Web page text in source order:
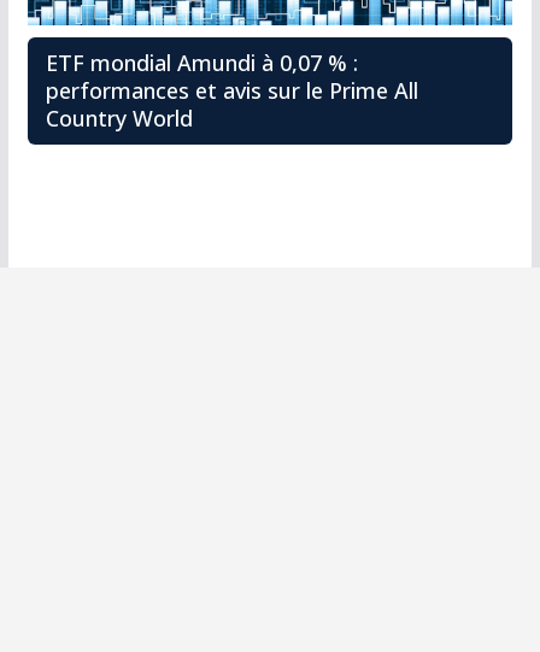
ETF mondial Amundi à 0,07 % :
performances et avis sur le Prime All
Country World